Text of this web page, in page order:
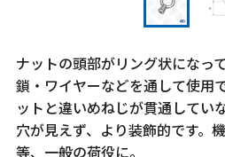
ナットの頭部がリング状になっ
鎖・ワイヤーなどを通して使用
ットと違いめねじが貫通してい
穴が見えず、より装飾的です。
等、一般の荷役に。